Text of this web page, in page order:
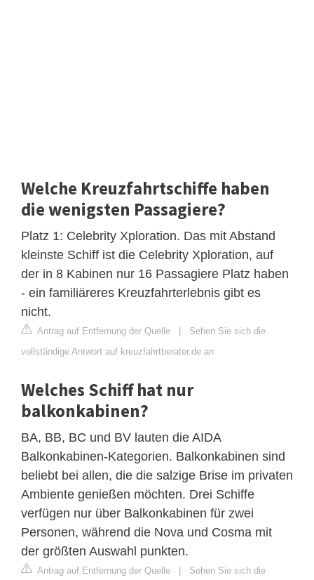
Welche Kreuzfahrtschiffe haben
die wenigsten Passagiere?
Platz 1: Celebrity Xploration. Das mit Abstand
kleinste Schiff ist die Celebrity Xploration, auf
der in 8 Kabinen nur 16 Passagiere Platz haben
- ein familiäreres Kreuzfahrterlebnis gibt es
nicht.
Antrag auf Entfernung der Quelle | Sehen Sie sich die
vollständige Antwort auf kreuzfahrtberater.de an
Welches Schiff hat nur
balkonkabinen?
BA, BB, BC und BV lauten die AIDA
Balkonkabinen-Kategorien. Balkonkabinen sind
beliebt bei allen, die die salzige Brise im privaten
Ambiente genießen möchten. Drei Schiffe
verfügen nur über Balkonkabinen für zwei
Personen, während die Nova und Cosma mit
der größten Auswahl punkten.
Antrag auf Entfernung der Quelle | Sehen Sie sich die